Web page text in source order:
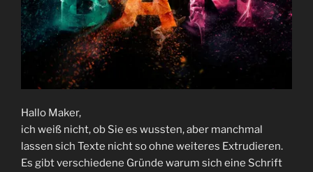
Hallo Maker,
ich weiß nicht, ob Sie es wussten, aber manchmal
lassen sich Texte nicht so ohne weiteres Extrudieren.
Es gibt verschiedene Gründe warum sich eine Schrift